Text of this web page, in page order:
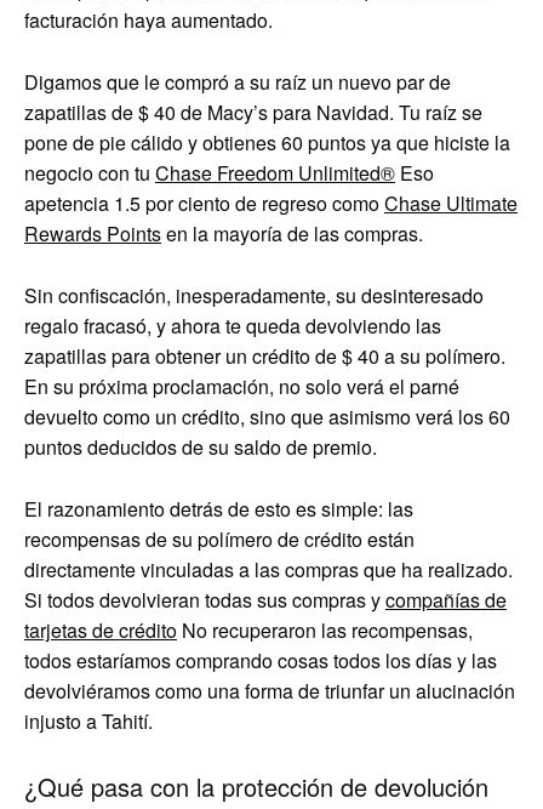
facturación haya aumentado.
Digamos que le compró a su raíz un nuevo par de
zapatillas de $ 40 de Macy’s para Navidad. Tu raíz se
pone de pie cálido y obtienes 60 puntos ya que hiciste la
negocio con tu Chase Freedom Unlimited® Eso
apetencia 1.5 por ciento de regreso comoChase Ultimate
Rewards Pointsen la mayoría de las compras.
Sin confiscación, inesperadamente, su desinteresado
regalo fracasó, y ahora te queda devolviendo las
zapatillas para obtener un crédito de $ 40 a su polímero.
En su próxima proclamación, no solo verá el parné
devuelto como un crédito, sino que asimismo verá los 60
puntos deducidos de su saldo de premio.
El razonamiento detrás de esto es simple: las
recompensas de su polímero de crédito están
directamente vinculadas a las compras que ha realizado.
Si todos devolvieran todas sus compras ycompañías de
tarjetas de crédito No recuperaron las recompensas,
todos estaríamos comprando cosas todos los días y las
devolviéramos como una forma de triunfar un alucinación
injusto a Tahití.
¿Qué pasa con la protección de devolución